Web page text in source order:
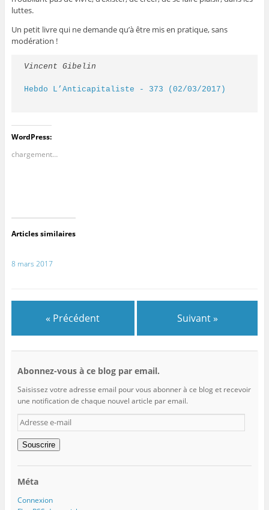
luttes.
Un petit livre qui ne demande qu’à être mis en pratique, sans
modération !
Vincent Gibelin
Hebdo L’Anticapitaliste - 373 (02/03/2017)
WordPress:
chargement…
Articles similaires
8 mars 2017
« Précédent Suivant »
Abonnez-vous à ce blog par email.
Saisissez votre adresse email pour vous abonner à ce blog et recevoir
une notification de chaque nouvel article par email.
Adresse
e-
mail
Souscrire
Méta
Connexion